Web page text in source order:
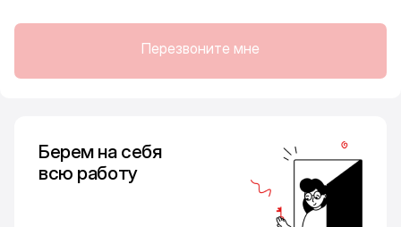
Перезвоните мне
Берем на себя
всю работу